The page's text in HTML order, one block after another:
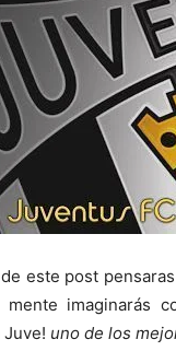
este post
imaginarás
Juve! uno de los